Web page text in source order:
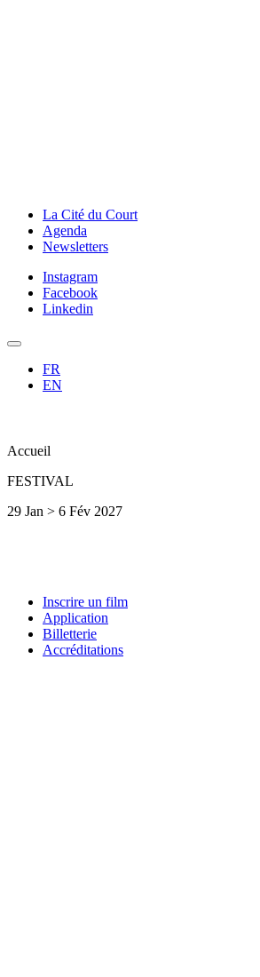
La Cité du Court
Agenda
Newsletters
Instagram
Facebook
Linkedin
FR
EN
Accueil
FESTIVAL
29 Jan > 6 Fév 2027
Inscrire un film
Application
Billetterie
Accréditations